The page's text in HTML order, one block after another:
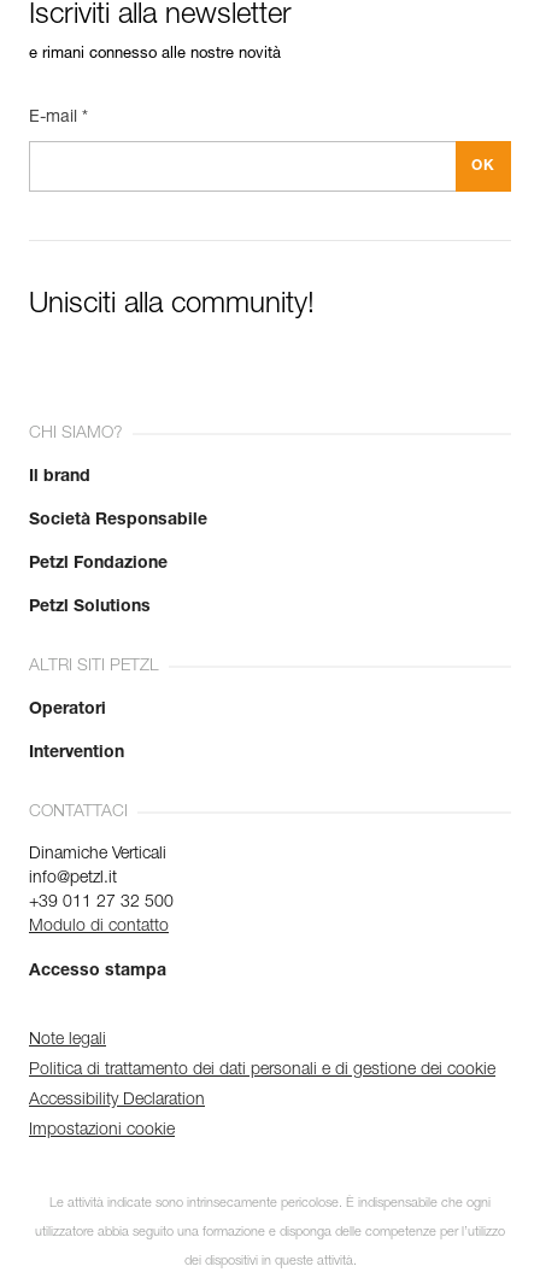
Iscriviti alla newsletter
e rimani connesso alle nostre novità
E-mail *
Unisciti alla community!
CHI SIAMO?
Il brand
Società Responsabile
Petzl Fondazione
Petzl Solutions
ALTRI SITI PETZL
Operatori
Intervention
CONTATTACI
Dinamiche Verticali
info@petzl.it
+39 011 27 32 500
Modulo di contatto
Accesso stampa
Note legali
Politica di trattamento dei dati personali e di gestione dei cookie
Accessibility Declaration
Impostazioni cookie
Le attività indicate sono intrinsecamente pericolose. È indispensabile che ogni
utilizzatore abbia seguito una formazione e disponga delle competenze per l’utilizzo
dei dispositivi in queste attività.